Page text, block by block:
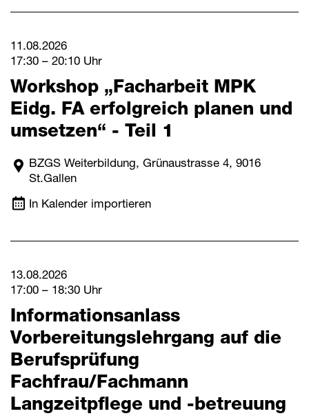
11.08.2026
17:30 – 20:10 Uhr
Workshop „Facharbeit MPK
Eidg. FA erfolgreich planen und
umsetzen“ - Teil 1
BZGS Weiterbildung, Grünaustrasse 4, 9016
St.Gallen
In Kalender importieren
13.08.2026
17:00 – 18:30 Uhr
Informationsanlass
Vorbereitungslehrgang auf die
Berufsprüfung
Fachfrau/Fachmann
Langzeitpflege und -betreuung
Webmail
Login Mitarbeitende
Kontakt
Downloads